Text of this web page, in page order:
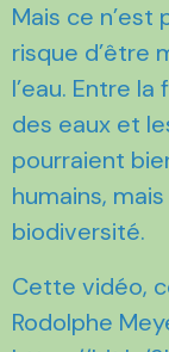
Mais ce
risque d’être
l’eau. Entre
des eaux et
pourraient
humains,
biodiversité.
Cette vidéo,
Rodolphe